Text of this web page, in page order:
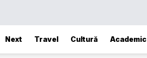
Next Travel Cultură Academic